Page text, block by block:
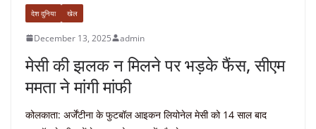
देश दुनिया खेल
December 13, 2025 admin
मेसी की झलक न मिलने पर भड़के फैंस, सीएम
ममता ने मांगी मांफी
कोलकाता: अर्जेंटीना के फुटबॉल आइकन लियोनेल मेसी को 14 साल बाद